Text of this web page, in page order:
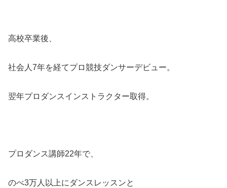
高校卒業後、
社会人7年を経てプロ競技ダンサーデビュー。
翌年プロダンスインストラクター取得。
プロダンス講師22年で、
のべ3万人以上にダンスレッスンと